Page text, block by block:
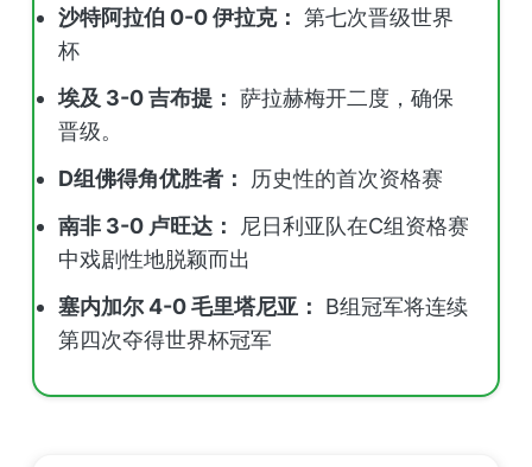
沙特阿拉伯 0-0 伊拉克： 第七次晋级世界
杯
埃及 3-0 吉布提： 萨拉赫梅开二度，确保
晋级。
D组佛得角优胜者：
历史性的首次资格赛
南非 3-0 卢旺达：
尼日利亚队在C组资格赛
中戏剧性地脱颖而出
塞内加尔 4-0 毛里塔尼亚：
B组冠军将连续
第四次夺得世界杯冠军